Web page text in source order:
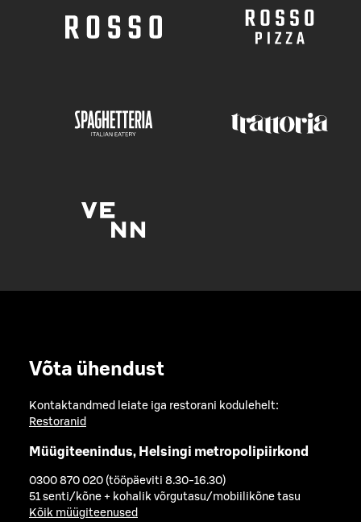
Võta ühendust
Kontaktandmed leiate iga restorani kodulehelt:
Restoranid
Müügiteenindus, Helsingi metropolipiirkond
0300 870 020 (tööpäeviti 8.30-16.30)
51 senti/kõne + kohalik võrgutasu/mobiilikõne tasu
Kõik müügiteenused